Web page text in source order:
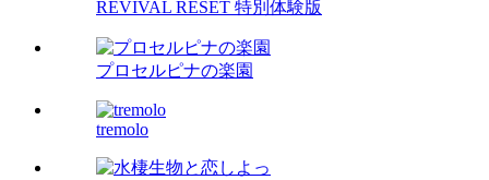
REVIVAL RESET 特別体験版
プロセルピナの楽園
tremolo